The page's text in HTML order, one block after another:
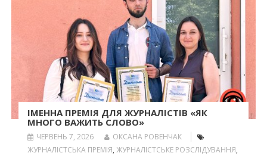
ІМЕННА ПРЕМІЯ ДЛЯ ЖУРНАЛІСТІВ «ЯК
МНОГО ВАЖИТЬ СЛОВО»
ЧЕРВЕНЬ 7, 2026
ОКСАНА РОВЕНЧАК
ЖУРНАЛІСТСЬКА ПРЕМІЯ, ЖУРНАЛІСТСЬКЕ РОЗСЛІДУВАННЯ,